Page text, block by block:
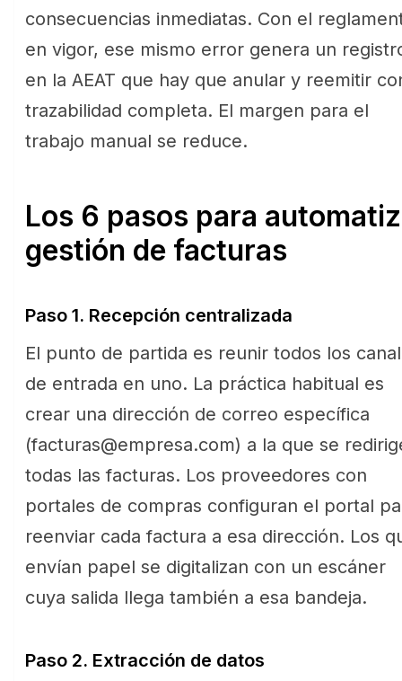
consecuencias inmediatas. Con el
en vigor, ese mismo error genera un
en la AEAT que hay que anular y reemitir
trazabilidad completa. El margen para el
trabajo manual se reduce.
Los 6 pasos para
gestión de facturas
Paso 1. Recepción centralizada
El punto de partida es reunir todos los
de entrada en uno. La práctica habitual es
crear una dirección de correo específica
(facturas@empresa.com) a la que se
todas las facturas. Los proveedores con
portales de compras configuran el portal
reenviar cada factura a esa dirección. Los
envían papel se digitalizan con un escáner
cuya salida llega también a esa bandeja.
Paso 2. Extracción de datos